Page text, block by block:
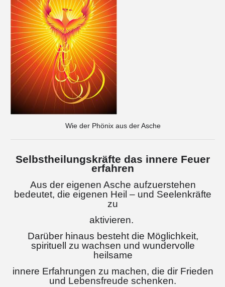
Wie der Phönix aus der Asche
Selbstheilungskräfte das innere Feuer
erfahren
Aus der eigenen Asche aufzuerstehen
bedeutet, die eigenen Heil – und Seelenkräfte
zu
aktivieren.
Darüber hinaus besteht die Möglichkeit,
spirituell zu wachsen und wundervolle
heilsame
innere Erfahrungen zu machen, die dir Frieden
und Lebensfreude schenken.